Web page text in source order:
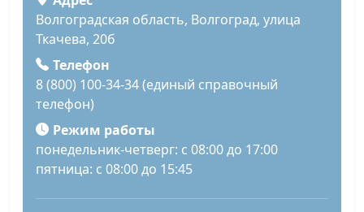
Волгоградская область, Волгоград, улица
Ткачева, 20б
Телефон
8 (800) 100-34-34 (единый справочный
телефон)
Режим работы
понедельник-четверг: с 08:00 до 17:00
пятница: с 08:00 до 15:45